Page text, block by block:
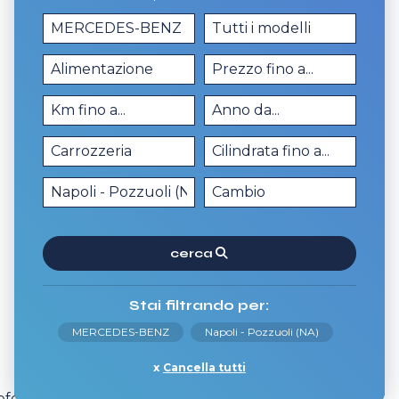
cerca
Stai filtrando per:
MERCEDES-BENZ Napoli - Pozzuoli (NA)
Cancella tutti